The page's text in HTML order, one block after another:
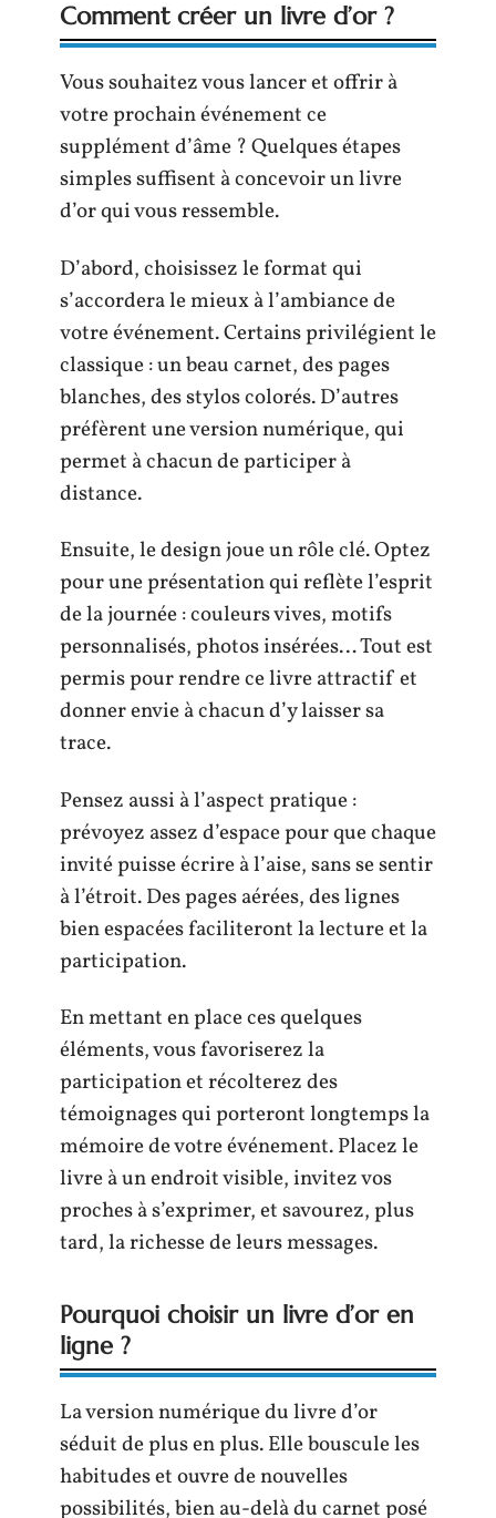
Comment créer un livre d’or ?
Vous souhaitez vous lancer et offrir à
votre prochain événement ce
supplément d’âme ? Quelques étapes
simples suffisent à concevoir un livre
d’or qui vous ressemble.
D’abord, choisissez le format qui
s’accordera le mieux à l’ambiance de
votre événement. Certains privilégient le
classique : un beau carnet, des pages
blanches, des stylos colorés. D’autres
préfèrent une version numérique, qui
permet à chacun de participer à
distance.
Ensuite, le design joue un rôle clé. Optez
pour une présentation qui reflète l’esprit
de la journée : couleurs vives, motifs
personnalisés, photos insérées… Tout est
permis pour rendre ce livre attractif et
donner envie à chacun d’y laisser sa
trace.
Pensez aussi à l’aspect pratique :
prévoyez assez d’espace pour que chaque
invité puisse écrire à l’aise, sans se sentir
à l’étroit. Des pages aérées, des lignes
bien espacées faciliteront la lecture et la
participation.
En mettant en place ces quelques
éléments, vous favoriserez la
participation et récolterez des
témoignages qui porteront longtemps la
mémoire de votre événement. Placez le
livre à un endroit visible, invitez vos
proches à s’exprimer, et savourez, plus
tard, la richesse de leurs messages.
Pourquoi choisir un livre d’or en
ligne ?
La version numérique du livre d’or
séduit de plus en plus. Elle bouscule les
habitudes et ouvre de nouvelles
possibilités, bien au-delà du carnet posé